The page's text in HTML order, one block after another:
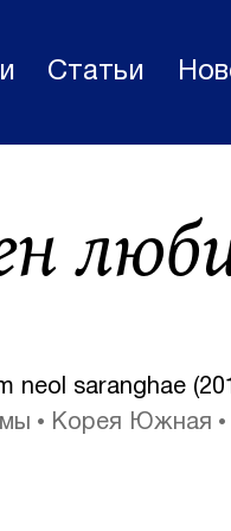
Статьи
neol saranghae
Корея Южная